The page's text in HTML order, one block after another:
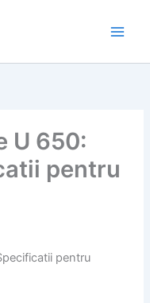
U 650:
pentru
pentru